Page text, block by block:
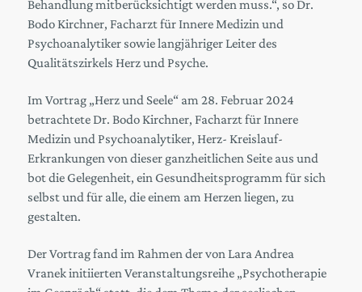
Behandlung mitberücksichtigt werden muss.“, so Dr.
Bodo Kirchner, Facharzt für Innere Medizin und
Psychoanalytiker sowie langjähriger Leiter des
Qualitätszirkels Herz und Psyche.
Im Vortrag „Herz und Seele“ am 28. Februar 2024
betrachtete Dr. Bodo Kirchner, Facharzt für Innere
Medizin und Psychoanalytiker, Herz- Kreislauf-
Erkrankungen von dieser ganzheitlichen Seite aus und
bot die Gelegenheit, ein Gesundheitsprogramm für sich
selbst und für alle, die einem am Herzen liegen, zu
gestalten.
Der Vortrag fand im Rahmen der von Lara Andrea
Vranek initiierten Veranstaltungsreihe „Psychotherapie